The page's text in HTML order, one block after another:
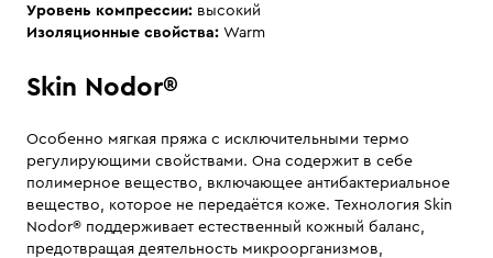
Уровень компрессии: высокий
Изоляционные свойства: Warm
Skin Nodor®
Особенно мягкая пряжа с исключительными термо
регулирующими свойствами. Она содержит в себе
полимерное вещество, включающее антибактериальное
вещество, которое не передаётся коже. Технология Skin
Nodor® поддерживает естественный кожный баланс,
предотвращая деятельность микроорганизмов,